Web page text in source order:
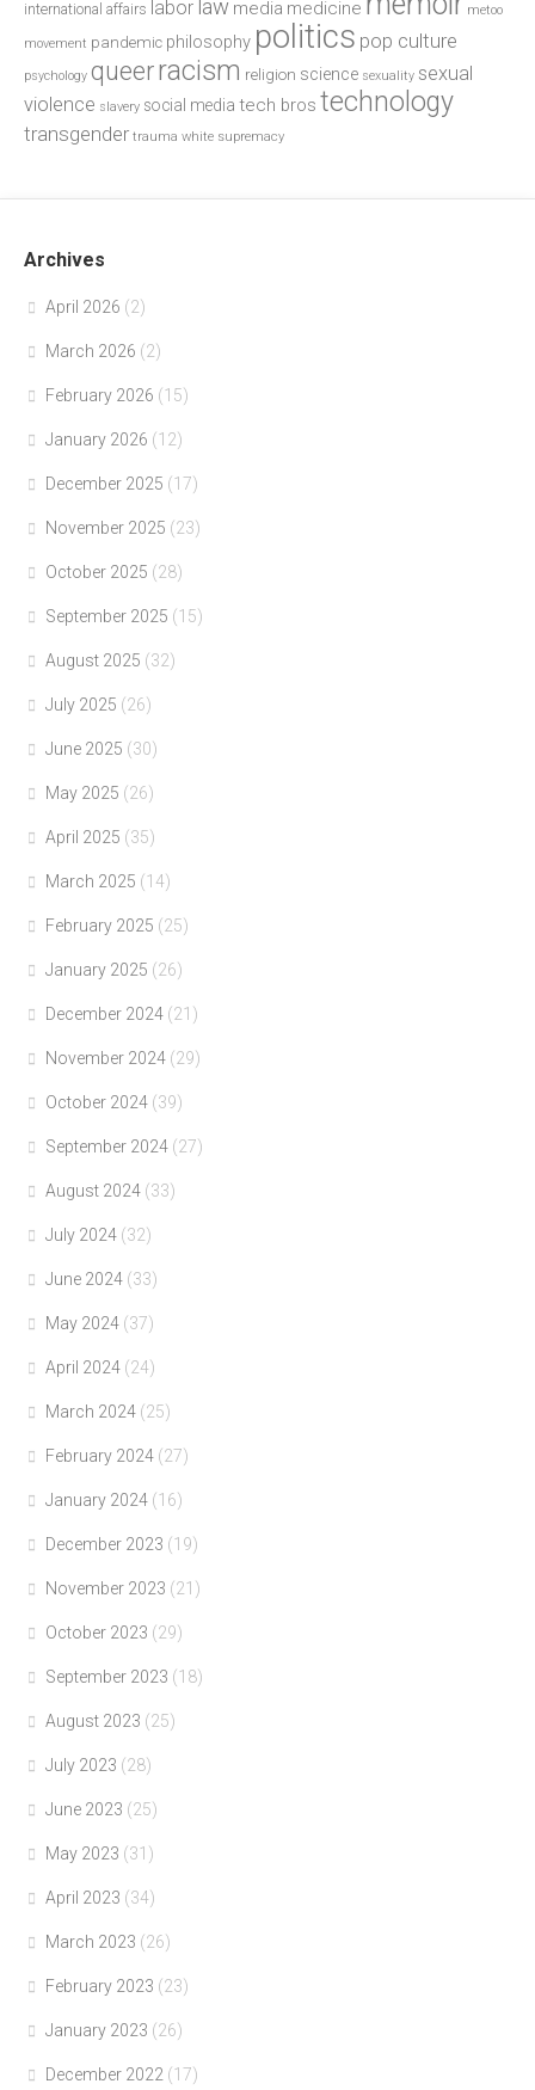
international affairs labor law media medicine metoo
movement pandemic philosophy politics pop culture
psychology queerracism religion science sexuality sexual
violence slavery social media tech bros technology
transgender trauma white supremacy
Archives
April 2026 (2)
March 2026 (2)
February 2026 (15)
January 2026 (12)
December 2025 (17)
November 2025 (23)
October 2025 (28)
September 2025 (15)
August 2025 (32)
July 2025 (26)
June 2025 (30)
May 2025 (26)
April 2025 (35)
March 2025 (14)
February 2025 (25)
January 2025 (26)
December 2024 (21)
November 2024 (29)
October 2024 (39)
September 2024 (27)
August 2024 (33)
July 2024 (32)
June 2024 (33)
May 2024 (37)
April 2024 (24)
March 2024 (25)
February 2024 (27)
January 2024 (16)
December 2023 (19)
November 2023 (21)
October 2023 (29)
September 2023 (18)
August 2023 (25)
July 2023 (28)
June 2023 (25)
May 2023 (31)
April 2023 (34)
March 2023 (26)
February 2023 (23)
January 2023 (26)
December 2022 (17)